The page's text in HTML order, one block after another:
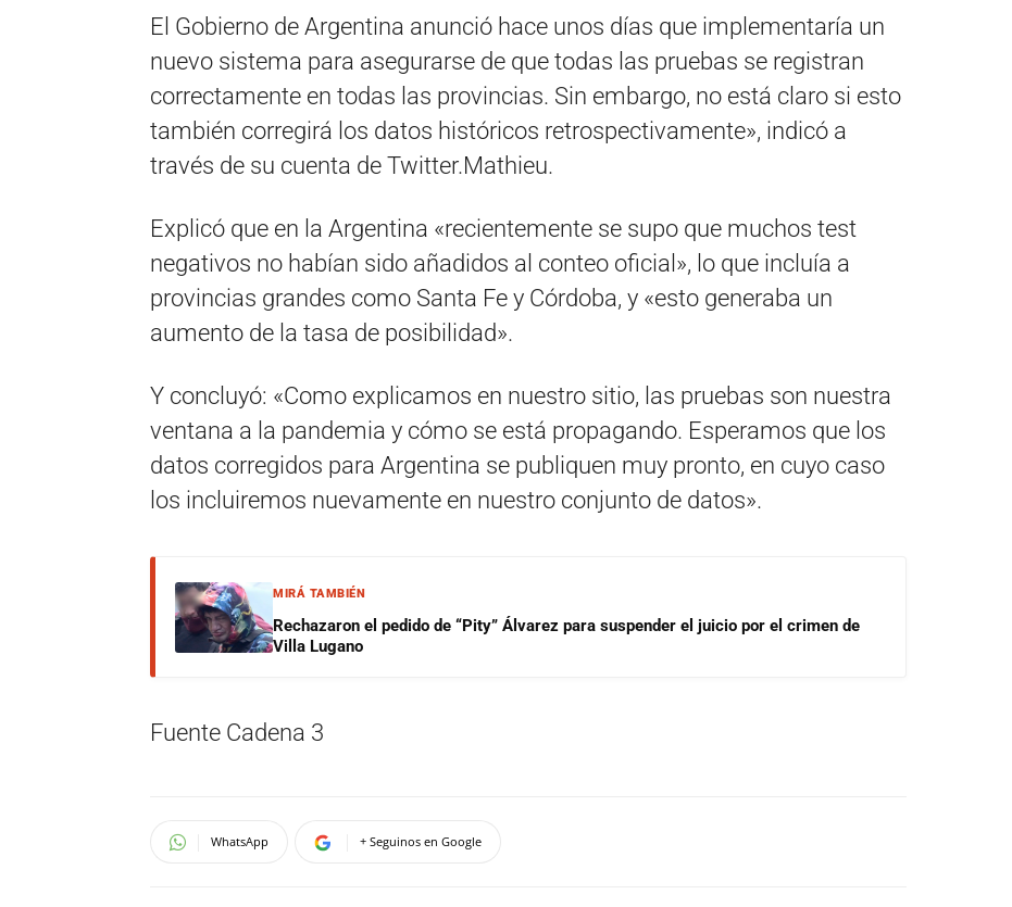
El Gobierno de Argentina anunció hace unos días que implementaría un
nuevo sistema para asegurarse de que todas las pruebas se registran
correctamente en todas las provincias. Sin embargo, no está claro si esto
también corregirá los datos históricos retrospectivamente», indicó a
través de su cuenta de Twitter.Mathieu.
Explicó que en la Argentina «recientemente se supo que muchos test
negativos no habían sido añadidos al conteo oficial», lo que incluía a
provincias grandes como Santa Fe y Córdoba, y «esto generaba un
aumento de la tasa de posibilidad».
Y concluyó: «Como explicamos en nuestro sitio, las pruebas son nuestra
ventana a la pandemia y cómo se está propagando. Esperamos que los
datos corregidos para Argentina se publiquen muy pronto, en cuyo caso
los incluiremos nuevamente en nuestro conjunto de datos».
MIRÁ TAMBIÉN
Rechazaron el pedido de “Pity” Álvarez para suspender el juicio por el crimen de
Villa Lugano
Fuente Cadena 3
WhatsApp + Seguinos en Google